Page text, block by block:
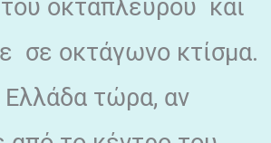
οκτάπλευρου και
σε οκτάγωνο κτίσμα.
Ελλάδα τώρα, αν